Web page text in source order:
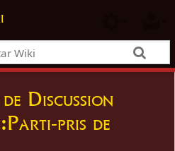
Discussion
pris de